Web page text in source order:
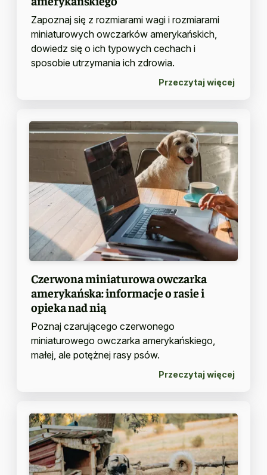
Zapoznaj się z rozmiarami wagi i rozmiarami
miniaturowych owczarków amerykańskich,
dowiedz się o ich typowych cechach i
sposobie utrzymania ich zdrowia.
Przeczytaj więcej
Czerwona miniaturowa owczarka
amerykańska: informacje o rasie i
opieka nad nią
Poznaj czarującego czerwonego
miniaturowego owczarka amerykańskiego,
małej, ale potężnej rasy psów.
Przeczytaj więcej